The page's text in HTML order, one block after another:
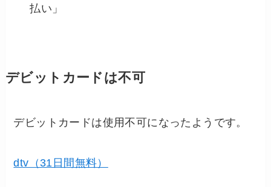
払い」
デビットカードは不可
デビットカードは使用不可になったようです。
dtv（31日間無料）